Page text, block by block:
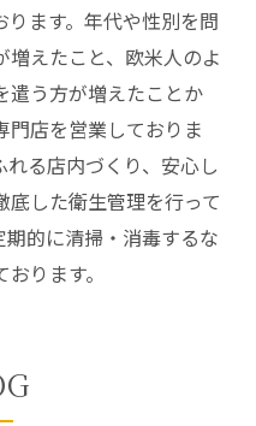
ます。年代や性別を問
えたこと、欧米人のよ
遣う方が増えたことか
門店を営業しておりま
る店内づくり、安心し
した衛生管理を行って
的に清掃・消毒するな
ります。